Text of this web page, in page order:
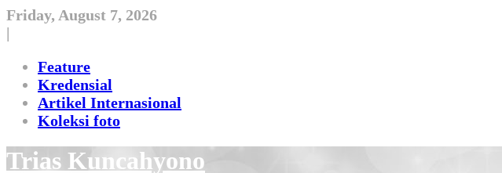
Skip
to
content
Friday, August 7, 2026
|
Feature
Kredensial
Artikel Internasional
Koleksi foto
Trias Kuncahyono